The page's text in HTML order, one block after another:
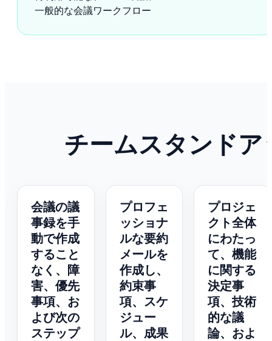
一般的な会議ワークフロー
チームスタンドア
会議の議
事録を手
動で作成
すること
なく、障
害、優先
事項、お
よび次の
ステップ
プロフェ
ッショナ
ルな要約
メールを
作成し、
約束事
項、スケ
ジュー
ル、成果
プロジェ
クト全体
にわたっ
て、機能
に関する
決定事
項、技術
的な議
論、およ